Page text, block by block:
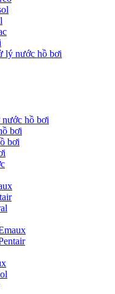
lý nước hồ bơi
hồ bơi
bơi
bơi